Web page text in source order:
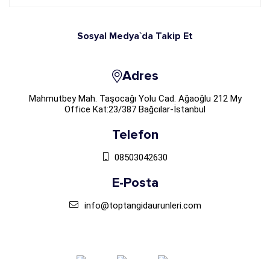
Sosyal Medya`da Takip Et
Adres
Mahmutbey Mah. Taşocağı Yolu Cad. Ağaoğlu 212 My
Office Kat:23/387 Bağcılar-İstanbul
Telefon
08503042630
E-Posta
info@toptangidaurunleri.com